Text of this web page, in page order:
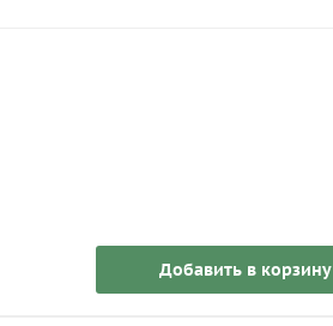
Добавить в корзину